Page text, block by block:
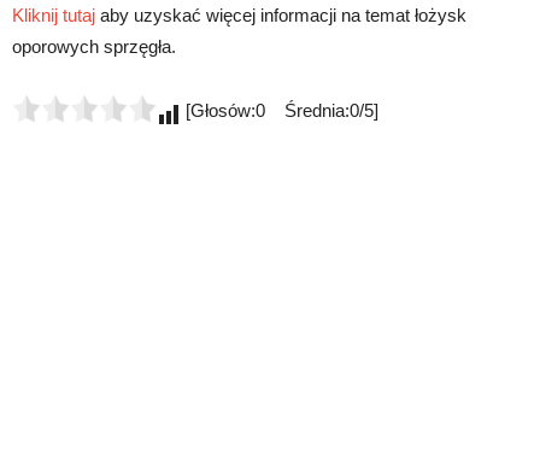
Kliknij tutaj aby uzyskać więcej informacji na temat łożysk
oporowych sprzęgła.
[Głosów:0 Średnia:0/5]